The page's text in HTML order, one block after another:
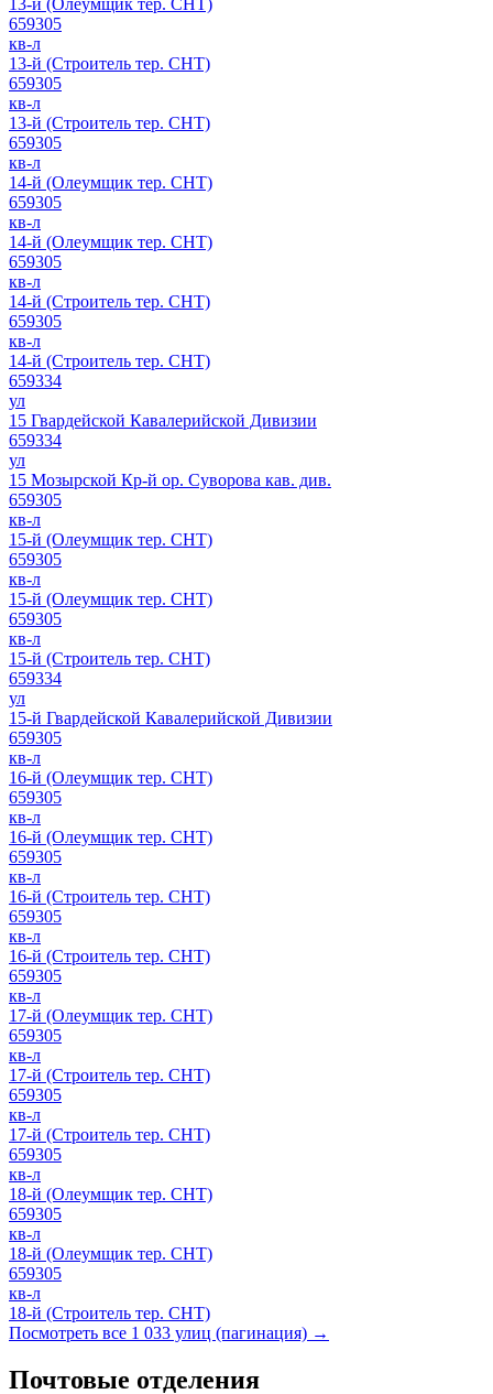
659305
кв-л
13-й (Строитель тер. СНТ)
659305
кв-л
13-й (Строитель тер. СНТ)
659305
кв-л
14-й (Олеумщик тер. СНТ)
659305
кв-л
14-й (Олеумщик тер. СНТ)
659305
кв-л
14-й (Строитель тер. СНТ)
659305
кв-л
14-й (Строитель тер. СНТ)
659334
ул
15 Гвардейской Кавалерийской Дивизии
659334
ул
15 Мозырской Кр-й ор. Суворова кав. див.
659305
кв-л
15-й (Олеумщик тер. СНТ)
659305
кв-л
15-й (Олеумщик тер. СНТ)
659305
кв-л
15-й (Строитель тер. СНТ)
659334
ул
15-й Гвардейской Кавалерийской Дивизии
659305
кв-л
16-й (Олеумщик тер. СНТ)
659305
кв-л
16-й (Олеумщик тер. СНТ)
659305
кв-л
16-й (Строитель тер. СНТ)
659305
кв-л
16-й (Строитель тер. СНТ)
659305
кв-л
17-й (Олеумщик тер. СНТ)
659305
кв-л
17-й (Строитель тер. СНТ)
659305
кв-л
17-й (Строитель тер. СНТ)
659305
кв-л
18-й (Олеумщик тер. СНТ)
659305
кв-л
18-й (Олеумщик тер. СНТ)
659305
кв-л
18-й (Строитель тер. СНТ)
Посмотреть все 1 033 улиц (пагинация) →
Почтовые отделения